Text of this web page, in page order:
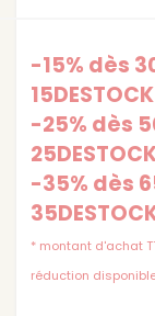
-15% dès
15DESTOCK
-25% dès
-35% dès
* montant d'achat
réduction